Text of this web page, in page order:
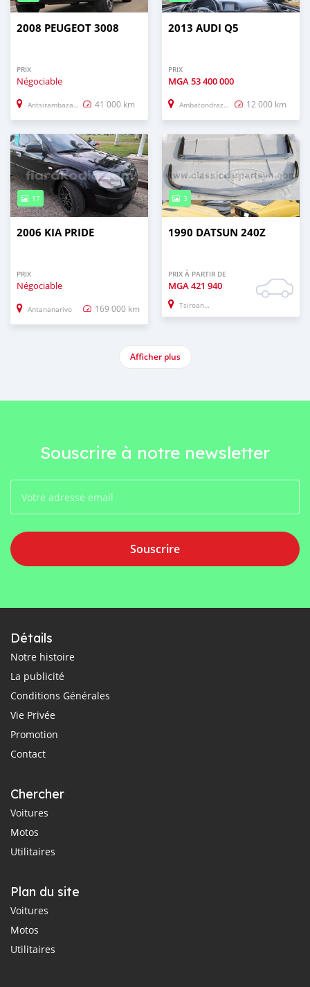
2008 PEUGEOT 3008
PRIX
Négociable
Antsirambazaha (Andoany, Hell–Ville) 41 000 km
2013 AUDI Q5
PRIX
MGA53 400 000
Ambatondrazaka 12 000 km
17
2006 KIA PRIDE
PRIX
Négociable
Antananarivo 169 000 km
3
1990 DATSUN 240Z
PRIX À PARTIR DE
MGA421 940
Tsiroanomandregion_idy
Afficher plus
Souscrire à notre newsletter
Souscrire
Détails
Notre histoire
La publicité
Conditions Générales
Vie Privée
Promotion
Contact
Chercher
Voitures
Motos
Utilitaires
Plan du site
Voitures
Motos
Utilitaires